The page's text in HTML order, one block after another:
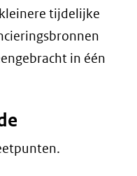
tijdelijke
in één